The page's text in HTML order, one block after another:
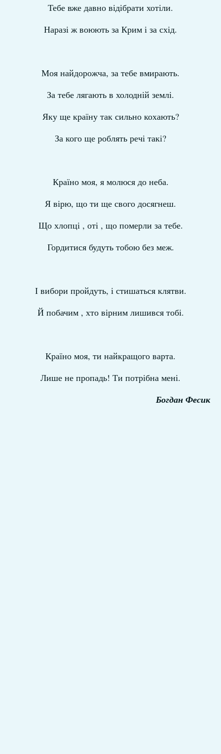
Тебе вже давно відібрати хотіли.
Наразі ж воюють за Крим і за схід.
Моя найдорожча, за тебе вмирають.
За тебе лягають в холодній землі.
Яку ще країну так сильно кохають?
За кого ще роблять речі такі?
Країно моя, я молюся до неба.
Я вірю, що ти ще свого досягнеш.
Що хлопці , оті , що померли за тебе.
Гордитися будуть тобою без меж.
І вибори пройдуть, і стишаться клятви.
Й побачим , хто вірним лишився тобі.
Країно моя, ти найкращого варта.
Лише не пропадь! Ти потрібна мені.
Богдан Фесик